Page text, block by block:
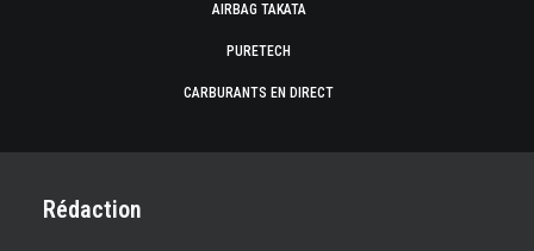
AIRBAG TAKATA
PURETECH
CARBURANTS EN DIRECT
Rédaction